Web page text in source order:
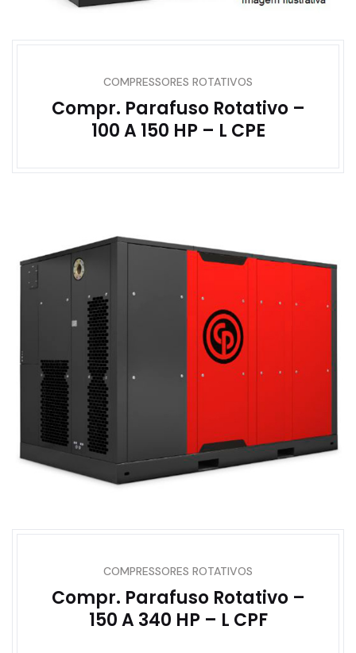
COMPRESSORES ROTATIVOS
Compr. Parafuso Rotativo –
100 A 150 HP – L CPE
COMPRESSORES ROTATIVOS
Compr. Parafuso Rotativo –
150 A 340 HP – L CPF